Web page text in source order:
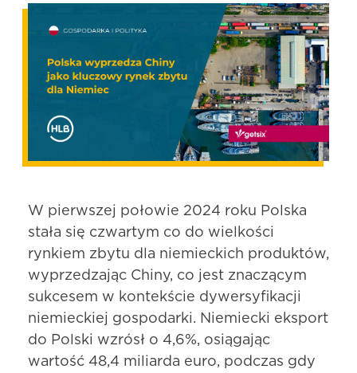
W pierwszej połowie 2024 roku Polska
stała się czwartym co do wielkości
rynkiem zbytu dla niemieckich produktów,
wyprzedzając Chiny, co jest znaczącym
sukcesem w kontekście dywersyfikacji
niemieckiej gospodarki. Niemiecki eksport
do Polski wzrósł o 4,6%, osiągając
wartość 48,4 miliarda euro, podczas gdy